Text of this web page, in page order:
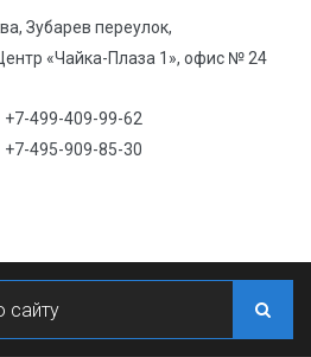
Зубарев переулок,
«Чайка-Плаза 1», офис № 24
+7-499-409-99-62
+7-495-909-85-30